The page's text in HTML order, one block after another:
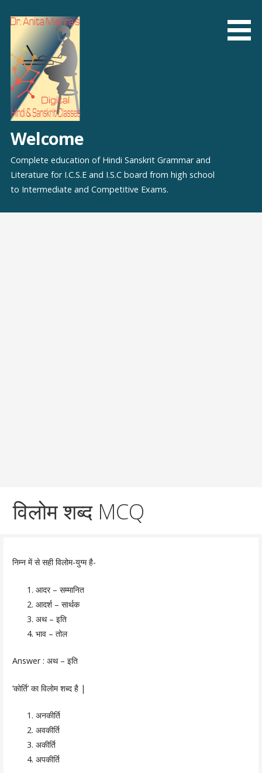
Welcome
Complete education of Hindi Sanskrit Grammar and
Literature for I.C.S.E and I.S.C board from high school
to Intermediate and Competitive Exams.
विलोम शब्द MCQ
निम्न में से सही विलोम-युग्म है-
आदर – सम्मानित
आदर्श – सार्थक
अथ – इति
भाव – तोल
Answer : अथ – इति
‘कोर्ति’ का विलोम शब्द है |
अनकीर्ति
अवकीर्ति
अकीर्ति
अपकीर्ति